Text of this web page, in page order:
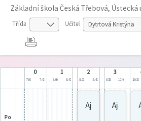
Základní škola Česká Třebová, Ústecká
Třída Učitel
0
7:00 7:45
1
8:00 8:45
2
8:55 9:40
3
9:55 10:40 10:50
po
Aj Aj